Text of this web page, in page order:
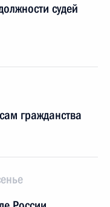
судей
гражданства